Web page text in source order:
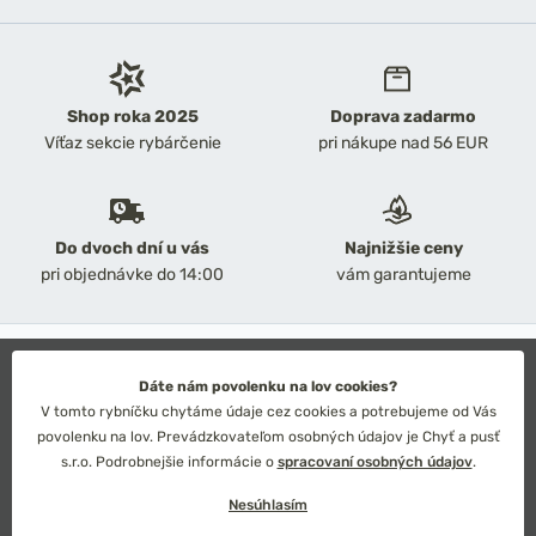
Shop roka 2025
Víťaz sekcie rybárčenie
Doprava zadarmo
pri nákupe nad 56 EUR
Do dvoch dní u vás
pri objednávke do 14:00
Najnižšie ceny
vám garantujeme
Obchodné podmienky
Ochrana osobných údajov
Technické riešenie: Simplia s.r.o.
Strategický dizajn: Petr Široký
Dáte nám povolenku na lov cookies?
V tomto rybníčku chytáme údaje cez cookies a potrebujeme od Vás
povolenku na lov. Prevádzkovateľom osobných údajov je Chyť a pusť
s.r.o. Podrobnejšie informácie o spracovaní osobných údajov.
Nesúhlasím